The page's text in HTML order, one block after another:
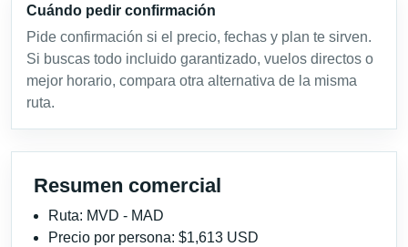
Cuándo pedir confirmación
Pide confirmación si el precio, fechas y plan te sirven.
Si buscas todo incluido garantizado, vuelos directos o
mejor horario, compara otra alternativa de la misma
ruta.
Resumen comercial
Ruta: MVD - MAD
Precio por persona: $1,613 USD